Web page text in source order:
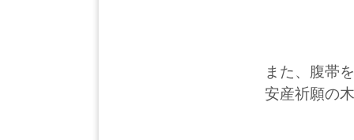
また、腹帯
安産祈願の